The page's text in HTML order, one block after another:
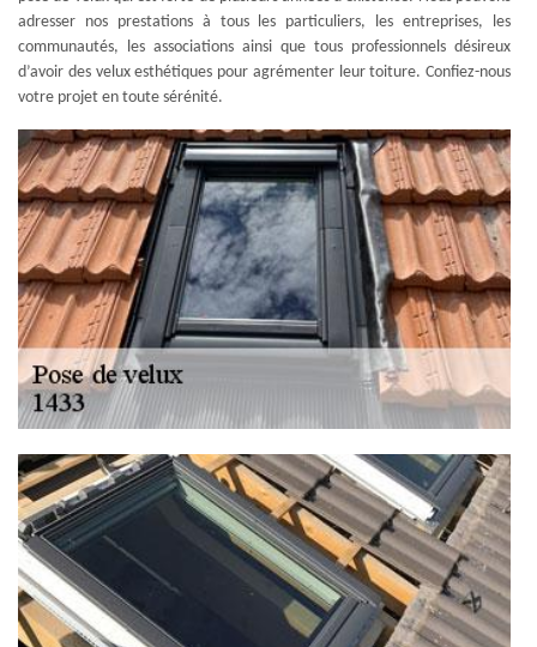
adresser nos prestations à tous les particuliers, les entreprises, les
communautés, les associations ainsi que tous professionnels désireux
d’avoir des velux esthétiques pour agrémenter leur toiture. Confiez-nous
votre projet en toute sérénité.